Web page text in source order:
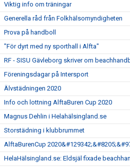
Viktig info om träningar
Generella råd från Folkhälsomyndigheten
Prova på handboll
"För dyrt med ny sporthall i Alfta"
RF - SISU Gävleborg skriver om
Föreningsdagar på Intersport
Älvstädningen 2020
Info och lottning AlftaBuren Cup 2020
Magnus Dehlin i Helahälsingland.se
Storstädning i klubbrummet
AlftaBurenCup
HelaHälsingland.se: Eldsjäl fixade